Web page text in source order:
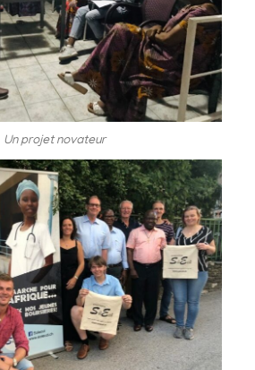
Un projet novateur